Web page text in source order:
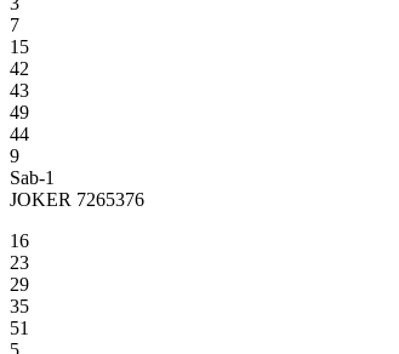
7
15
42
43
49
44
9
Sab-1
JOKER 7265376
16
23
29
35
51
5